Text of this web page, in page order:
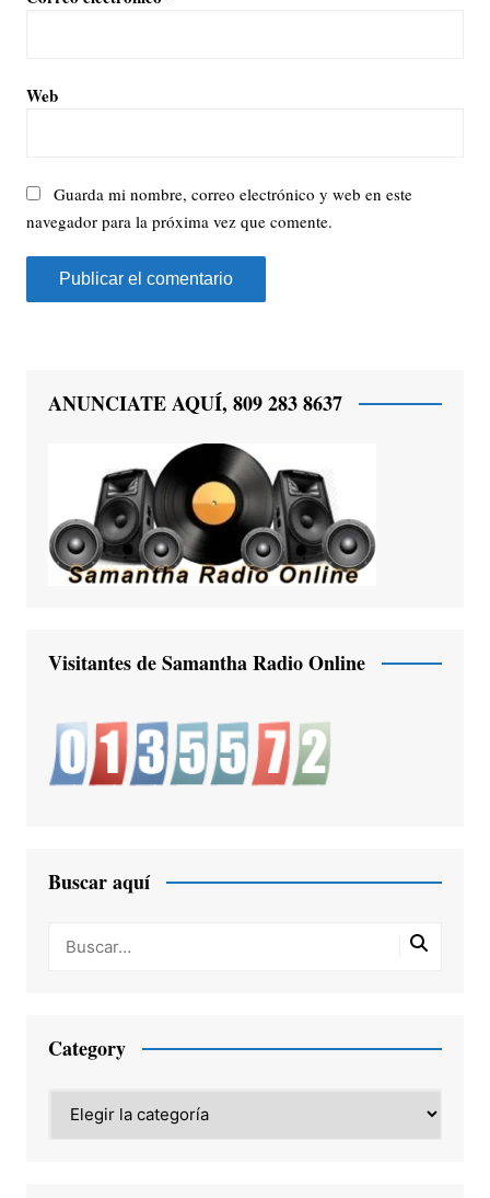
Web
Guarda mi nombre, correo electrónico y web en este
navegador para la próxima vez que comente.
ANUNCIATE AQUÍ, 809 283 8637
Visitantes de Samantha Radio Online
Buscar aquí
Category